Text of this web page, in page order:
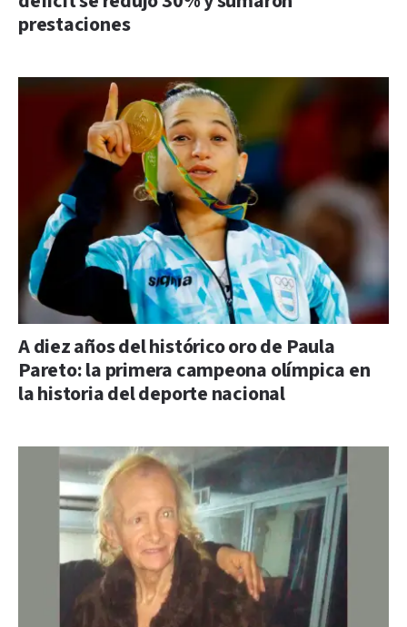
prestaciones
A diez años del histórico oro de Paula
Pareto: la primera campeona olímpica en
la historia del deporte nacional